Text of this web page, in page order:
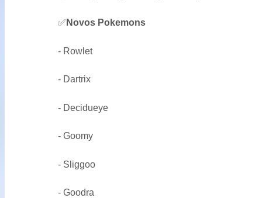
✅ Novos Pokemons
- Rowlet
- Dartrix
- Decidueye
- Goomy
- Sliggoo
- Goodra